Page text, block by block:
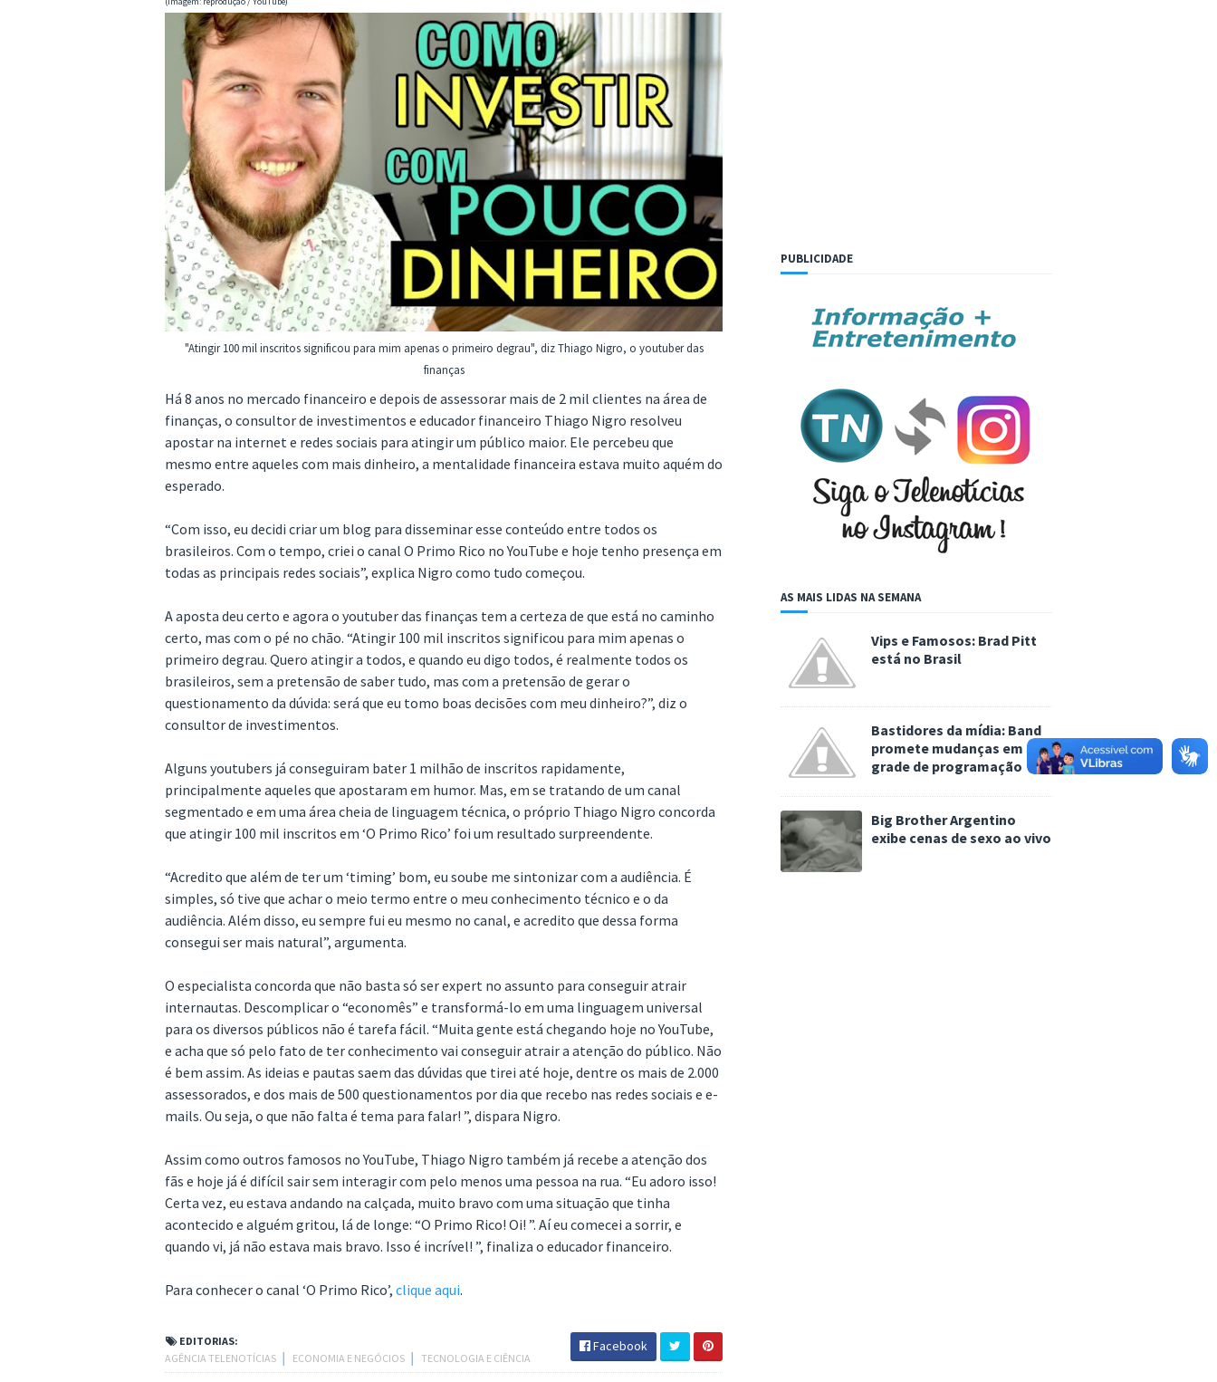
"Atingir 100 mil inscritos significou para mim apenas o primeiro degrau", diz Thiago Nigro, o youtuber das
finanças
Há 8 anos no mercado financeiro e depois de assessorar mais de 2 mil clientes na área de
finanças, o consultor de investimentos e educador financeiro Thiago Nigro resolveu
apostar na internet e redes sociais para atingir um público maior. Ele percebeu que
mesmo entre aqueles com mais dinheiro, a mentalidade financeira estava muito aquém do
esperado.
“Com isso, eu decidi criar um blog para disseminar esse conteúdo entre todos os
brasileiros. Com o tempo, criei o canal O Primo Rico no YouTube e hoje tenho presença em
todas as principais redes sociais”, explica Nigro como tudo começou.
A aposta deu certo e agora o youtuber das finanças tem a certeza de que está no caminho
certo, mas com o pé no chão. “Atingir 100 mil inscritos significou para mim apenas o
primeiro degrau. Quero atingir a todos, e quando eu digo todos, é realmente todos os
brasileiros, sem a pretensão de saber tudo, mas com a pretensão de gerar o
questionamento da dúvida: será que eu tomo boas decisões com meu dinheiro?”, diz o
consultor de investimentos.
Alguns youtubers já conseguiram bater 1 milhão de inscritos rapidamente,
principalmente aqueles que apostaram em humor. Mas, em se tratando de um canal
segmentado e em uma área cheia de linguagem técnica, o próprio Thiago Nigro concorda
que atingir 100 mil inscritos em ‘O Primo Rico’ foi um resultado surpreendente.
“Acredito que além de ter um ‘timing’ bom, eu soube me sintonizar com a audiência. É
simples, só tive que achar o meio termo entre o meu conhecimento técnico e o da
audiência. Além disso, eu sempre fui eu mesmo no canal, e acredito que dessa forma
consegui ser mais natural”, argumenta.
O especialista concorda que não basta só ser expert no assunto para conseguir atrair
internautas. Descomplicar o “economês” e transformá-lo em uma linguagem universal
para os diversos públicos não é tarefa fácil. “Muita gente está chegando hoje no YouTube,
e acha que só pelo fato de ter conhecimento vai conseguir atrair a atenção do público. Não
é bem assim. As ideias e pautas saem das dúvidas que tirei até hoje, dentre os mais de 2.000
assessorados, e dos mais de 500 questionamentos por dia que recebo nas redes sociais e e-
mails. Ou seja, o que não falta é tema para falar! ”, dispara Nigro.
Assim como outros famosos no YouTube, Thiago Nigro também já recebe a atenção dos
fãs e hoje já é difícil sair sem interagir com pelo menos uma pessoa na rua. “Eu adoro isso!
Certa vez, eu estava andando na calçada, muito bravo com uma situação que tinha
acontecido e alguém gritou, lá de longe: “O Primo Rico! Oi! ”. Aí eu comecei a sorrir, e
quando vi, já não estava mais bravo. Isso é incrível! ”, finaliza o educador financeiro.
Para conhecer o canal ‘O Primo Rico’, clique aqui.
EDITORIAS:
AGÊNCIA TELENOTÍCIAS
ECONOMIA E NEGÓCIOS TECNOLOGIA E CIÊNCIA
Facebook
PUBLICIDADE
AS MAIS LIDAS NA SEMANA
Vips e Famosos: Brad Pitt
está no Brasil
Bastidores da mídia: Band
promete mudanças em sua
grade de programação
Big Brother Argentino
exibe cenas de sexo ao vivo